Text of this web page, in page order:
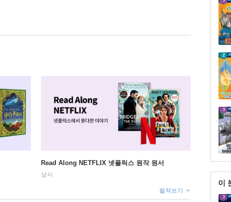
이
Read Along NETFLIX 넷플릭스 원작 원서
상시
펼쳐보기